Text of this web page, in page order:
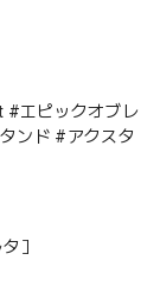
エピックオブレ
ンド #アクスタ
］